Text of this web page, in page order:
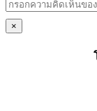
×